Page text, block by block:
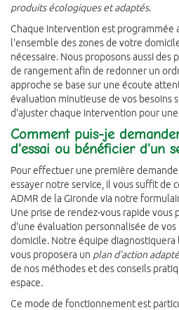
produits écologiques et adaptés.
Chaque intervention est programmée
l'ensemble des zones de votre
nécessaire. Nous proposons aussi
de rangement afin de redonner un
approche se base sur une écoute
évaluation minutieuse de vos besoins
d'ajuster chaque intervention pour
Comment puis-je
d'essai ou bénéficier d'un
Pour effectuer une première
essayer notre service, il vous suffit de
ADMR de la Gironde via notre
Une prise de rendez-vous rapide
d'une évaluation personnalisée de vos
domicile. Notre équipe
vous proposera un plan d'action adapté
de nos méthodes et des conseils
espace.
Ce mode de fonctionnement est